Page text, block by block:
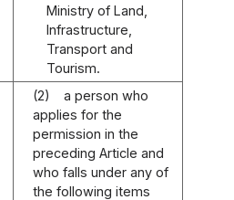
Ministry of Land,
Infrastructure,
Transport and
Tourism.
(2)
a person who
applies for the
permission in the
preceding Article and
who falls under any of
the following items